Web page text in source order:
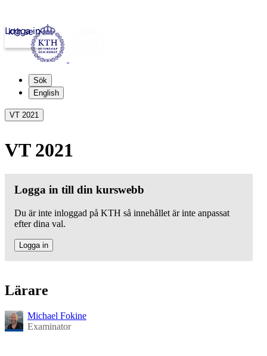
kth.se
Logga in
Sök
English
VT 2021
VT 2021
Logga in till din kurswebb
Du är inte inloggad på KTH så innehållet är inte anpassat
efter dina val.
Logga in
Lärare
Michael Fokine
Examinator